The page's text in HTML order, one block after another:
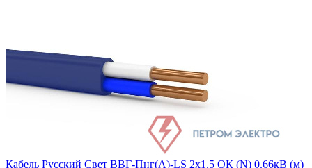
Кабель Русский Свет ВВГ-Пнг(А)-LS 2х1.5 ОК (N) 0.66кВ (м)